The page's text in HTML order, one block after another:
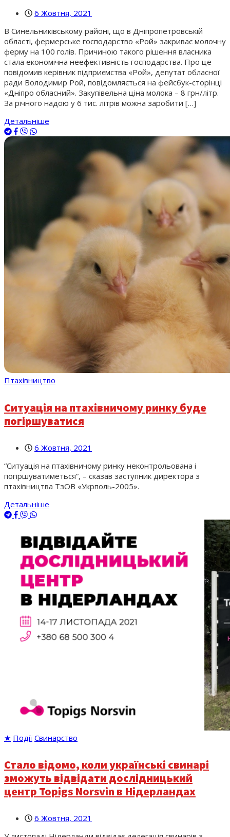
6 Жовтня, 2021
В Синельниківському районі, що в Дніпропетровській
області, фермерське господарство «Рой» закриває молочну
ферму на 100 голів. Причиною такого рішення власника
стала економічна неефективність господарства. Про це
повідомив керівник підприємства «Рой», депутат обласної
ради Володимир Рой, повідомляється на фейсбук-сторінці
«Дніпро обласний». Закупівельна ціна молока – 8 грн/літр.
За річного надою у 6 тис. літрів можна заробити […]
Детальніше
Птахівництво
Ситуація на птахівничому ринку буде
погіршуватися
6 Жовтня, 2021
“Ситуація на птахівничому ринку неконтрольована і
погіршуватиметься”, – сказав заступник директора з
птахівництва ТзОВ «Укрполь-2005».
Детальніше
★ Події Свинарство
Стало відомо, коли українські свинарі
зможуть відвідати дослідницький
центр Topigs Norsvin в Нідерландах
6 Жовтня, 2021